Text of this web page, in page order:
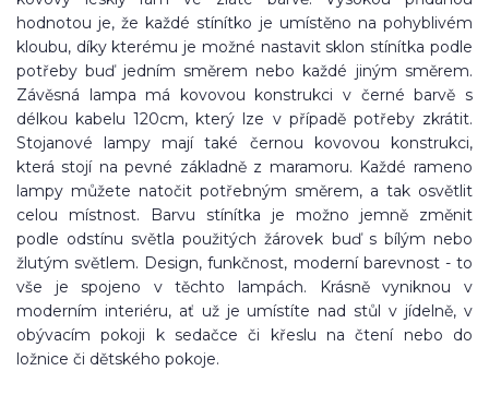
hodnotou je, že každé stínítko je umístěno na pohyblivém
kloubu, díky kterému je možné nastavit sklon stínítka podle
potřeby buď jedním směrem nebo každé jiným směrem.
Závěsná lampa má kovovou konstrukci v černé barvě s
délkou kabelu 120cm, který lze v případě potřeby zkrátit.
Stojanové lampy mají také černou kovovou konstrukci,
která stojí na pevné základně z maramoru. Každé rameno
lampy můžete natočit potřebným směrem, a tak osvětlit
celou místnost. Barvu stínítka je možno jemně změnit
podle odstínu světla použitých žárovek buď s bílým nebo
žlutým světlem. Design, funkčnost, moderní barevnost - to
vše je spojeno v těchto lampách. Krásně vyniknou v
moderním interiéru, ať už je umístíte nad stůl v jídelně, v
obývacím pokoji k sedačce či křeslu na čtení nebo do
ložnice či dětského pokoje.